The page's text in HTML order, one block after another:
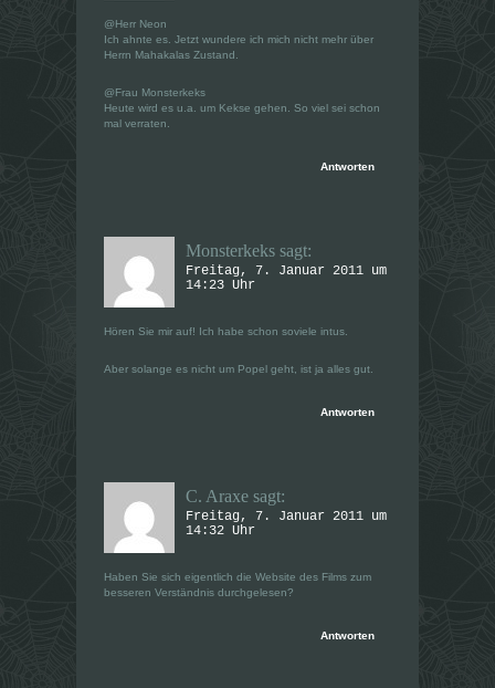
@Herr Neon
Ich ahnte es. Jetzt wundere ich mich nicht mehr über
Herrn Mahakalas Zustand.
@Frau Monsterkeks
Heute wird es u.a. um Kekse gehen. So viel sei schon
mal verraten.
Antworten
Monsterkeks sagt:
Freitag, 7. Januar 2011 um
14:23 Uhr
Hören Sie mir auf! Ich habe schon soviele intus.
Aber solange es nicht um Popel geht, ist ja alles gut.
Antworten
C. Araxe sagt:
Freitag, 7. Januar 2011 um
14:32 Uhr
Haben Sie sich eigentlich die Website des Films zum
besseren Verständnis durchgelesen?
Antworten